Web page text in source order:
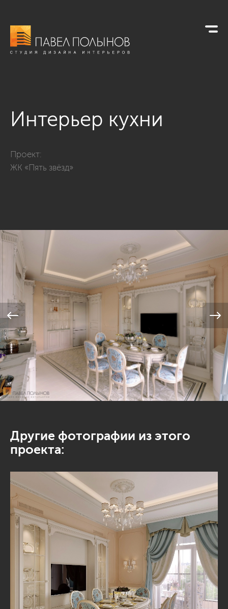
Интерьер кухни
Проект:
ЖК «Пять звёзд»
Другие фотографии из этого
проекта: